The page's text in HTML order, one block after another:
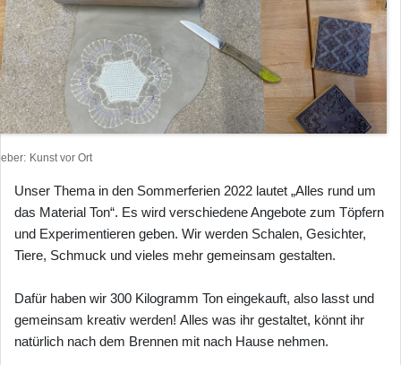
Kunst vor Ort
Unser Thema in den Sommerferien 2022 lautet „Alles rund um
das Material Ton“. Es wird verschiedene Angebote zum Töpfern
und Experimentieren geben. Wir werden Schalen, Gesichter,
Tiere, Schmuck und vieles mehr gemeinsam gestalten.
Dafür haben wir 300 Kilogramm Ton eingekauft, also lasst und
gemeinsam kreativ werden! Alles was ihr gestaltet, könnt ihr
natürlich nach dem Brennen mit nach Hause nehmen.